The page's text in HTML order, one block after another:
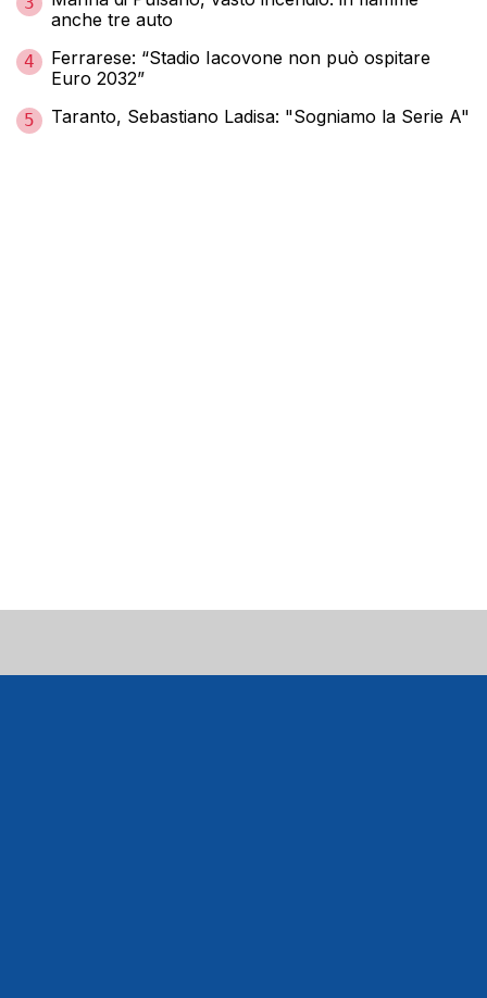
anche tre auto
4
Ferrarese: “Stadio Iacovone non può ospitare
Euro 2032”
5 Taranto, Sebastiano Ladisa: "Sogniamo la Serie A"